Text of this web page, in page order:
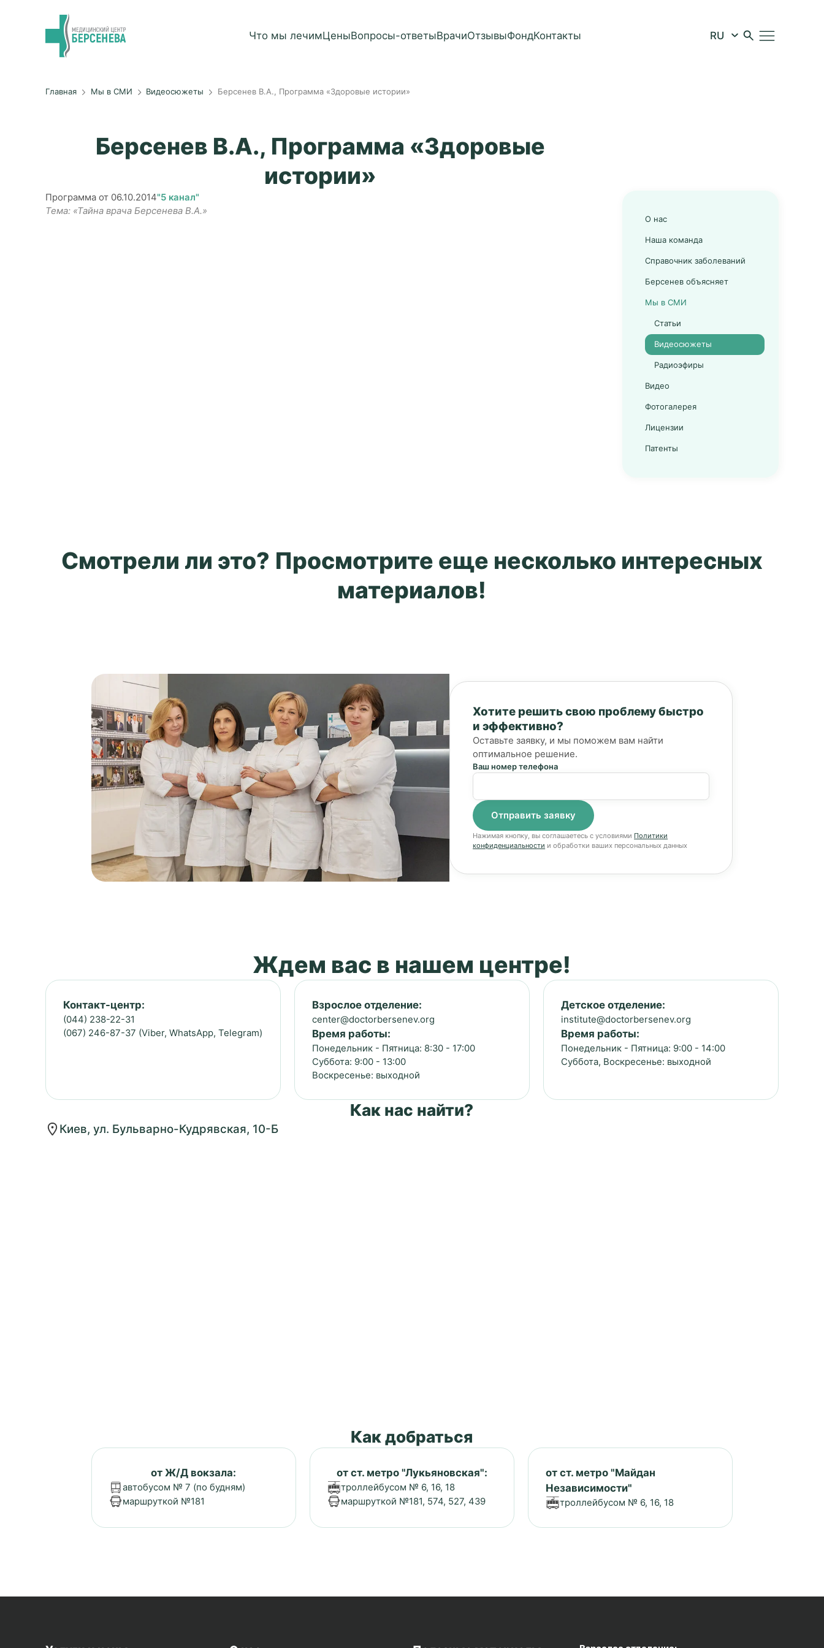
Что мы лечимЦеныВопросы-ответыВрачиОтзывыФондКонтакты
Главная Мы в СМИ Видеосюжеты Берсенев В.А., Программа «Здоровые истории»
Берсенев В.А., Программа «Здоровые
истории»
Программа от 06.10.2014"5 канал"
Тема: «Тайна врача Берсенева В.А.»
О нас
Наша команда
Справочник заболеваний
Берсенев объясняет
Мы в СМИ
Статьи
Видеосюжеты
Радиоэфиры
Видео
Фотогалерея
Лицензии
Патенты
Смотрели ли это? Просмотрите еще несколько интересных
материалов!
Хотите решить свою проблему быстро
и эффективно?
Оставьте заявку, и мы поможем вам найти
оптимальное решение.
Ваш номер телефона
Нажимая кнопку, вы соглашаетесь с условиями Политики
конфиденциальности и обработки ваших персональных данных
Ждем вас в нашем центре!
Контакт-центр:
(044) 238-22-31
(067) 246-87-37 (Viber, WhatsApp, Telegram)
Взрослое отделение:
center@doctorbersenev.org
Время работы:
Понедельник - Пятница: 8:30 - 17:00
Суббота: 9:00 - 13:00
Воскресенье: выходной
Детское отделение:
institute@doctorbersenev.org
Время работы:
Понедельник - Пятница: 9:00 - 14:00
Суббота, Воскресенье: выходной
Как нас найти?
Киев, ул. Бульварно-Кудрявская, 10-Б
Как добраться
от Ж/Д вокзала:
автобусом № 7 (по будням)
маршруткой №181
от ст. метро "Лукьяновская":
троллейбусом № 6, 16, 18
маршруткой №181, 574, 527, 439
от ст. метро "Майдан
Независимости"
троллейбусом № 6, 16, 18